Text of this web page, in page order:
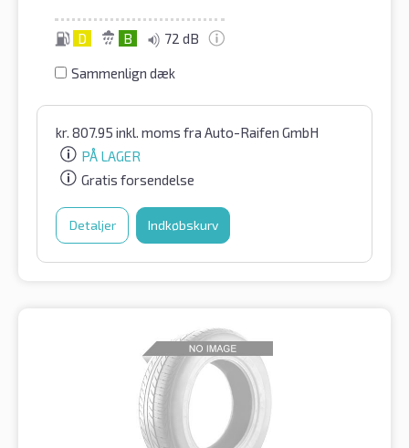
D B 72 dB
Sammenlign dæk
kr. 807.95 inkl. moms fra Auto-Raifen GmbH
PÅ LAGER
Gratis forsendelse
Detaljer Indkøbskurv